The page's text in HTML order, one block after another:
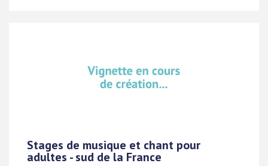
Stages de musique et chant pour
adultes - sud de la France